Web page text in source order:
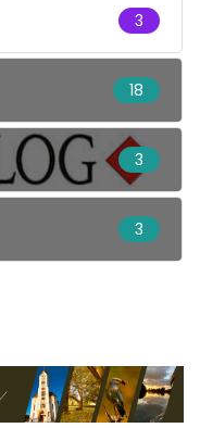
3
18
3
3